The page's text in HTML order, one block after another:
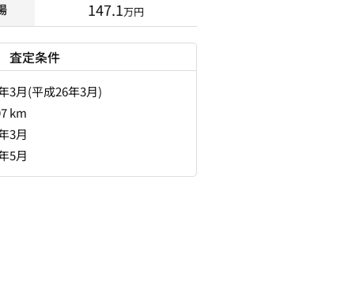
147.1万円
査定条件
3月(平成26年3月)
km
3月
5月